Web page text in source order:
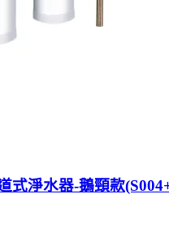
式淨水器-鵝頸款